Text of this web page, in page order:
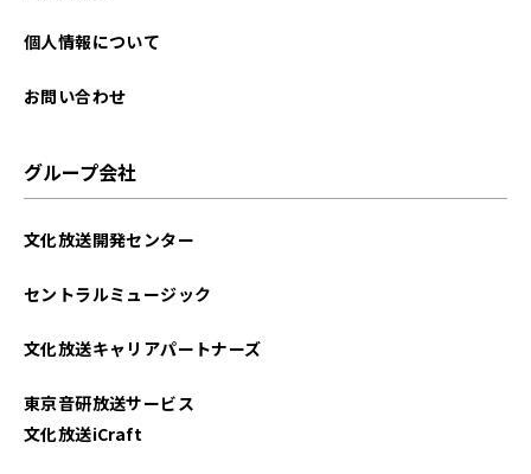
個人情報について
お問い合わせ
グループ会社
文化放送開発センター
セントラルミュージック
文化放送キャリアパートナーズ
東京音研放送サービス
文化放送iCraft